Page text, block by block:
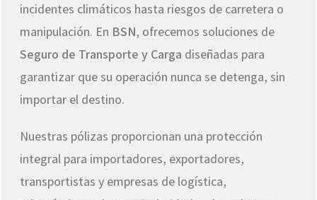
incidentes climáticos hasta riesgos de carretera o
manipulación. En BSN, ofrecemos soluciones de
Seguro de Transporte y Carga diseñadas para
garantizar que su operación nunca se detenga, sin
importar el destino.
Nuestras pólizas proporcionan una protección
integral para importadores, exportadores,
transportistas y empresas de logística,